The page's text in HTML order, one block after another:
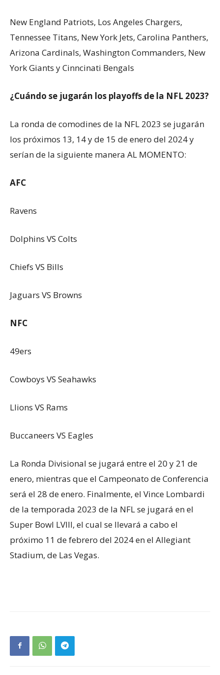
New England Patriots, Los Angeles Chargers,
Tennessee Titans, New York Jets, Carolina Panthers,
Arizona Cardinals, Washington Commanders, New
York Giants y Cinncinati Bengals
¿Cuándo se jugarán los playoffs de la NFL 2023?
La ronda de comodines de la NFL 2023 se jugarán
los próximos 13, 14 y de 15 de enero del 2024 y
serían de la siguiente manera AL MOMENTO:
AFC
Ravens
Dolphins VS Colts
Chiefs VS Bills
Jaguars VS Browns
NFC
49ers
Cowboys VS Seahawks
LIions VS Rams
Buccaneers VS Eagles
La Ronda Divisional se jugará entre el 20 y 21 de
enero, mientras que el Campeonato de Conferencia
será el 28 de enero. Finalmente, el Vince Lombardi
de la temporada 2023 de la NFL se jugará en el
Super Bowl LVIII, el cual se llevará a cabo el
próximo 11 de febrero del 2024 en el Allegiant
Stadium, de Las Vegas.